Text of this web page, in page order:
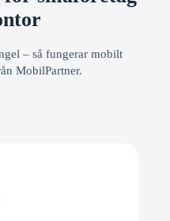
– så fungerar mobilt
MobilPartner.